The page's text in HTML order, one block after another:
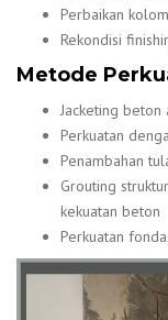
Perbaikan
Rekondisi
Metode
Jacketing
Perkuatan
Penambahan
Grouting
kekuatan beton
Perkuatan